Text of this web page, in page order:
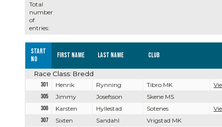
Total
number
of
entries:
Start
no
First name Last name Club
Race Class: Bredd
301 Henrik Rynning Tibro MK
305
Jimmy Josefsson
Skene MS
306
Karsten Hyllestad Sotenes
307
Sixten Sandahl
Vrigstad MK